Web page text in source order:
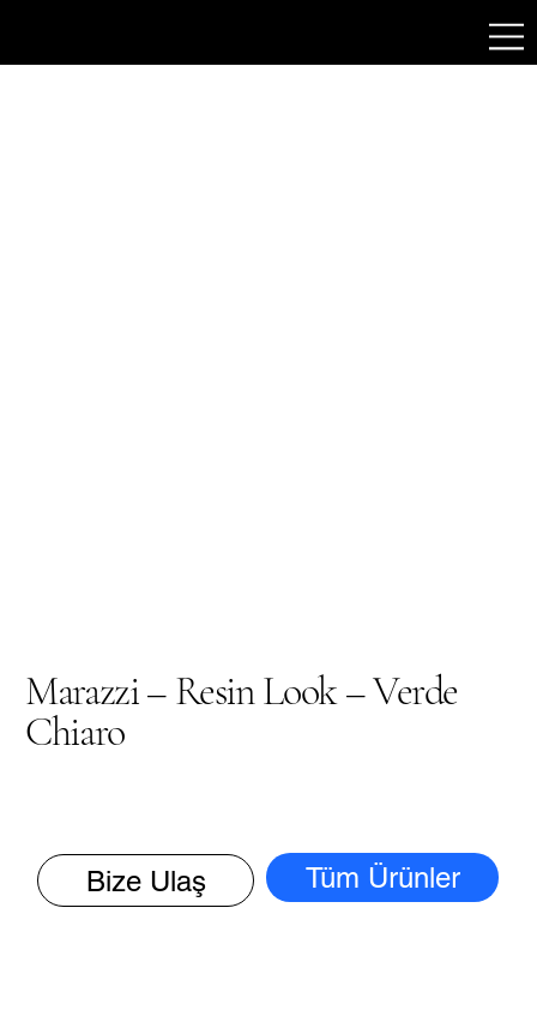
Marazzi – Resin Look – Verde
Chiaro
Bize Ulaş Tüm Ürünler